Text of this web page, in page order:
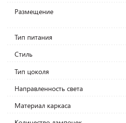
Размещение
Тип питания
Стиль
Тип цоколя
Направленность света
Материал каркаса